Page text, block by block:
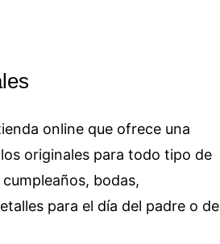
online que ofrece una
originales para todo tipo de
bodas,
para el día del padre o de